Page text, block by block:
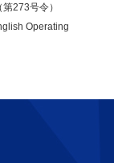
273号令）
Operating